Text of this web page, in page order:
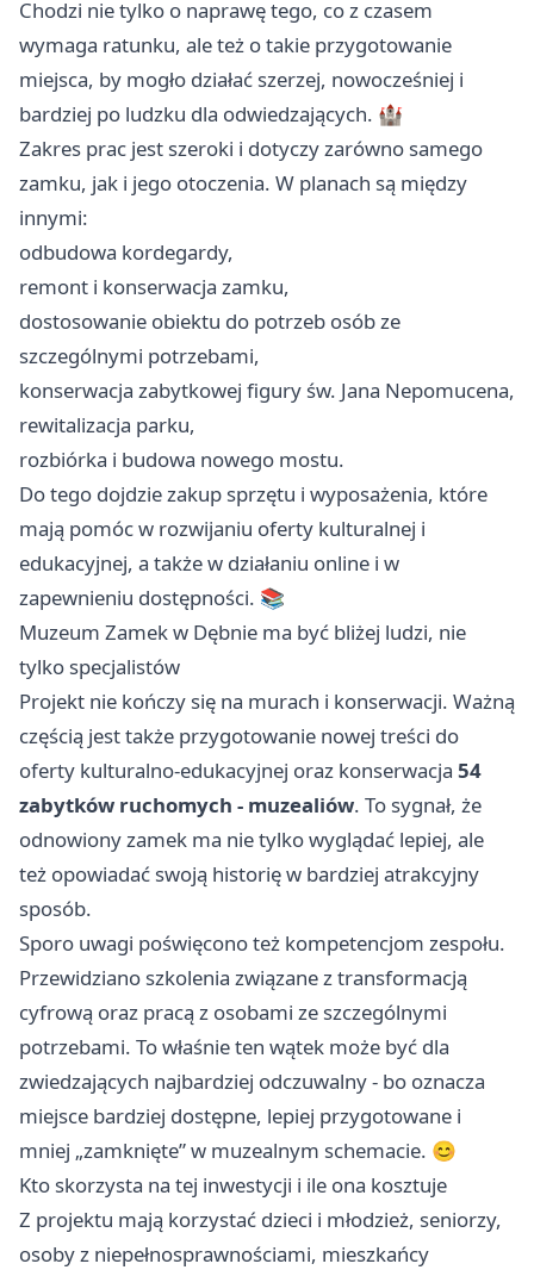
Chodzi nie tylko o naprawę tego, co z czasem
wymaga ratunku, ale też o takie przygotowanie
miejsca, by mogło działać szerzej, nowocześniej i
bardziej po ludzku dla odwiedzających. 🏰
Zakres prac jest szeroki i dotyczy zarówno samego
zamku, jak i jego otoczenia. W planach są między
innymi:
odbudowa kordegardy,
remont i konserwacja zamku,
dostosowanie obiektu do potrzeb osób ze
szczególnymi potrzebami,
konserwacja zabytkowej figury św. Jana Nepomucena,
rewitalizacja parku,
rozbiórka i budowa nowego mostu.
Do tego dojdzie zakup sprzętu i wyposażenia, które
mają pomóc w rozwijaniu oferty kulturalnej i
edukacyjnej, a także w działaniu online i w
zapewnieniu dostępności. 📚
Muzeum Zamek w Dębnie ma być bliżej ludzi, nie
tylko specjalistów
Projekt nie kończy się na murach i konserwacji. Ważną
częścią jest także przygotowanie nowej treści do
oferty kulturalno-edukacyjnej oraz konserwacja 54
zabytków ruchomych - muzealiów. To sygnał, że
odnowiony zamek ma nie tylko wyglądać lepiej, ale
też opowiadać swoją historię w bardziej atrakcyjny
sposób.
Sporo uwagi poświęcono też kompetencjom zespołu.
Przewidziano szkolenia związane z transformacją
cyfrową oraz pracą z osobami ze szczególnymi
potrzebami. To właśnie ten wątek może być dla
zwiedzających najbardziej odczuwalny - bo oznacza
miejsce bardziej dostępne, lepiej przygotowane i
mniej „zamknięte” w muzealnym schemacie. 😊
Kto skorzysta na tej inwestycji i ile ona kosztuje
Z projektu mają korzystać dzieci i młodzież, seniorzy,
osoby z niepełnosprawnościami, mieszkańcy